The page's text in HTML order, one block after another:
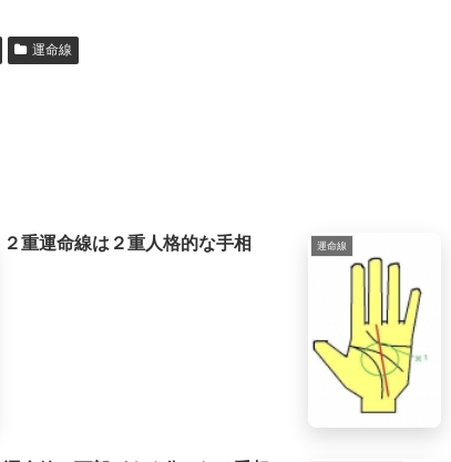
います。私自身、霊的存在から手相の知識や人生を取り巻く法則を教えて
もらったときに、人生で起こることには、想像していたよりもず...
運命線
２重運命線は２重人格的な手相 運命線